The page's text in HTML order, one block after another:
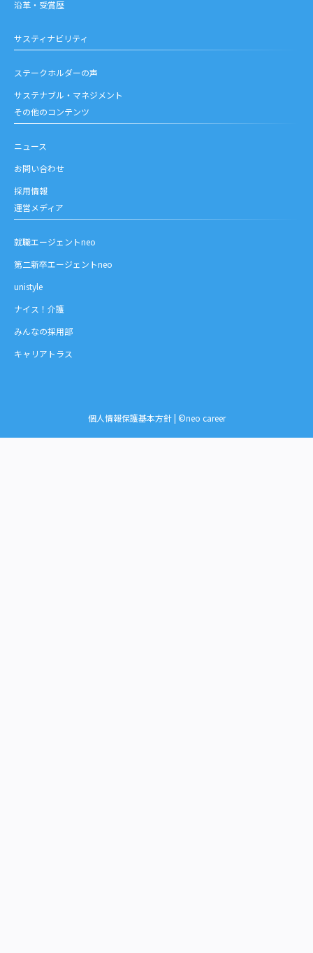
沿革・受賞歴
サスティナビリティ
ステークホルダーの声
サステナブル・マネジメント
その他のコンテンツ
ニュース
お問い合わせ
採用情報
運営メディア
就職エージェントneo
第二新卒エージェントneo
unistyle
ナイス！介護
みんなの採用部
キャリアトラス
個人情報保護基本方針| ©neo career